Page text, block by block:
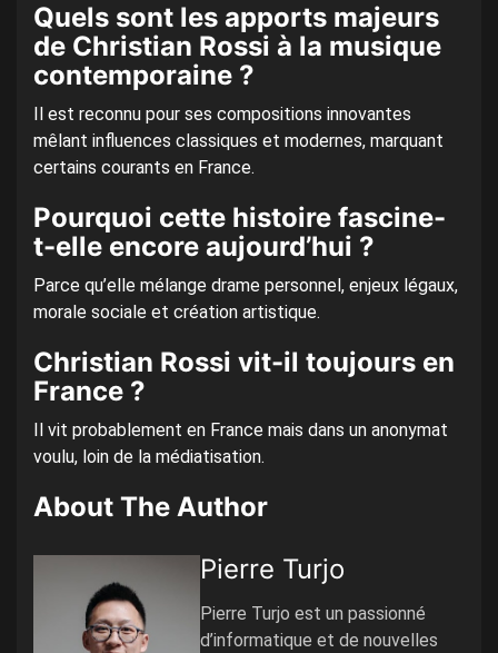
Quels sont les apports majeurs
de Christian Rossi à la musique
contemporaine ?
Il est reconnu pour ses compositions innovantes
mêlant influences classiques et modernes, marquant
certains courants en France.
Pourquoi cette histoire fascine-
t-elle encore aujourd’hui ?
Parce qu’elle mélange drame personnel, enjeux légaux,
morale sociale et création artistique.
Christian Rossi vit-il toujours en
France ?
Il vit probablement en France mais dans un anonymat
voulu, loin de la médiatisation.
About The Author
Pierre Turjo
Pierre Turjo est un passionné
d’informatique et de nouvelles